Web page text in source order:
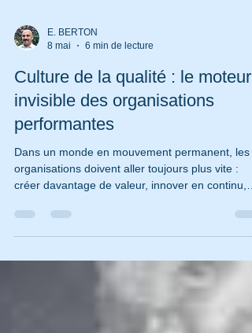
8 mai
6 min de lecture
Culture de la qualité : le moteur
invisible des organisations
performantes
Dans un monde en mouvement permanent, les
créer davantage de valeur, innover en continu,
satisfaire des clients plus exigeants et obtenir
reste encore trop souvent sous-estimé : la